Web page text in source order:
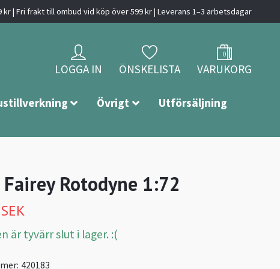
| Fri frakt till ombud vid köp över 599 kr | Leverans 1–3 arbetsdagar
LOGGA IN ÖNSKELISTA
0
VARUKORG
Övrigt Utförsäljning
Rotodyne 1:72
är tyvärr slut i lager. :(
420183